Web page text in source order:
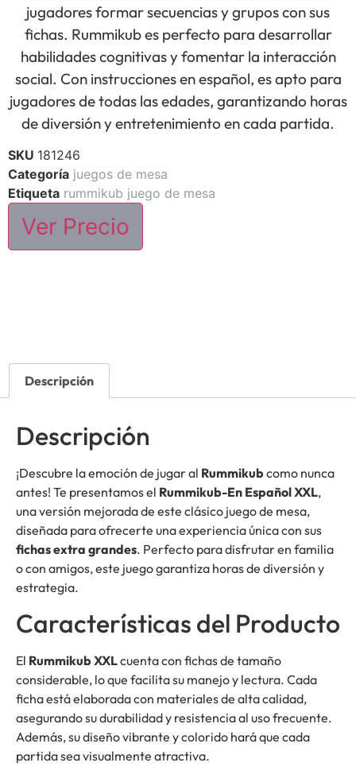
jugadores formar secuencias y grupos con sus
fichas. Rummikub es perfecto para desarrollar
habilidades cognitivas y fomentar la interacción
social. Con instrucciones en español, es apto para
jugadores de todas las edades, garantizando horas
de diversión y entretenimiento en cada partida.
SKU 181246
Categoría juegos de mesa
Etiqueta rummikub juego de mesa
Ver Precio
Descripción
Descripción
¡Descubre la emoción de jugar al Rummikub como nunca
antes! Te presentamos el Rummikub-En Español XXL,
una versión mejorada de este clásico juego de mesa,
diseñada para ofrecerte una experiencia única con sus
fichas extra grandes. Perfecto para disfrutar en familia
o con amigos, este juego garantiza horas de diversión y
estrategia.
Características del Producto
El Rummikub XXLcuenta con fichas de tamaño
considerable, lo que facilita su manejo y lectura. Cada
ficha está elaborada con materiales de alta calidad,
asegurando su durabilidad y resistencia al uso frecuente.
Además, su diseño vibrante y colorido hará que cada
partida sea visualmente atractiva.